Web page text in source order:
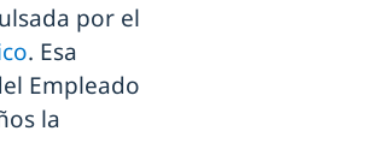
por el
. Esa
Empleado
la